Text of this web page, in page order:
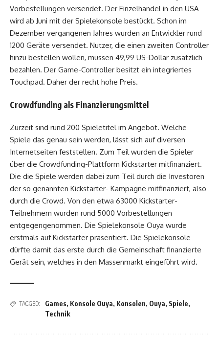
Vorbestellungen versendet. Der Einzelhandel in den USA
wird ab Juni mit der Spielekonsole bestückt. Schon im
Dezember vergangenen Jahres wurden an Entwickler rund
1200 Geräte versendet. Nutzer, die einen zweiten Controller
hinzu bestellen wollen, müssen 49,99 US-Dollar zusätzlich
bezahlen. Der Game-Controller besitzt ein integriertes
Touchpad. Daher der recht hohe Preis.
Crowdfunding als Finanzierungsmittel
Zurzeit sind rund 200 Spieletitel im Angebot. Welche
Spiele das genau sein werden, lässt sich auf diversen
Internetseiten feststellen. Zum Teil wurden die Spieler
über die Crowdfunding-Plattform Kickstarter mitfinanziert.
Die die Spiele werden dabei zum Teil durch die Investoren
der so genannten Kickstarter- Kampagne mitfinanziert, also
durch die Crowd. Von den etwa 63000 Kickstarter-
Teilnehmern wurden rund 5000 Vorbestellungen
entgegengenommen. Die Spielekonsole Ouya wurde
erstmals auf Kickstarter präsentiert. Die Spielekonsole
dürfte damit das erste durch die Gemeinschaft finanzierte
Gerät sein, welches in den Massenmarkt eingeführt wird.
TAGGED: Games, Konsole Ouya, Konsolen, Ouya, Spiele,
Technik